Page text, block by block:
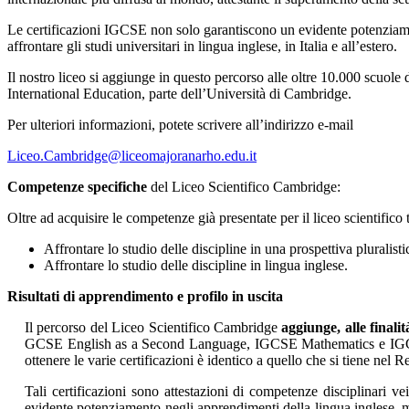
Le certificazioni IGCSE non solo garantiscono un evidente
affrontare gli studi universitari in lingua inglese, in Italia e all’estero.
Il nostro liceo si aggiunge in questo percorso alle oltre 10.000
International Education, parte dell’Università di Cambridge.
Per ulteriori informazioni, potete scrivere all’indirizzo e-mail
Liceo.Cambridge@liceomajoranarho.edu.it
Competenze specifiche del Liceo Scientifico Cambridge:
Oltre ad acquisire le competenze già presentate per il liceo
Affrontare lo studio delle discipline in una prospettiva
Affrontare lo studio delle discipline in lingua inglese.
Risultati di apprendimento e profilo in uscita
Il percorso del Liceo Scientifico Cambridgeaggiunge, alle
GCSE English as a Second Language, IGCSE Mathematics e
ottenere le varie certificazioni è identico a quello che si tiene nel
Tali certificazioni sono attestazioni di competenze disciplinari